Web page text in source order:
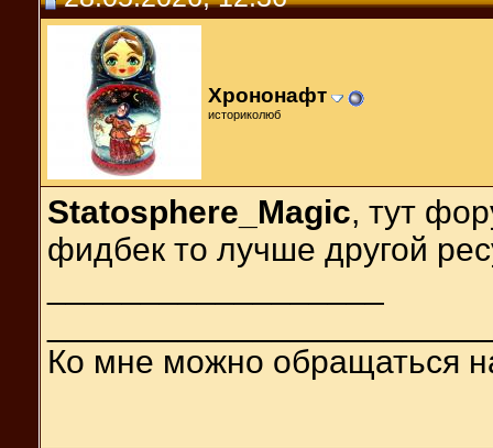
Хрононафт
историколюб
Statosphere_Magic, тут
фидбек то лучше другой
Ко мне можно обращаться